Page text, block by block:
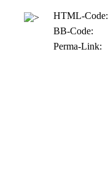
HTML-Code:
BB-Code:
Perma-Link: